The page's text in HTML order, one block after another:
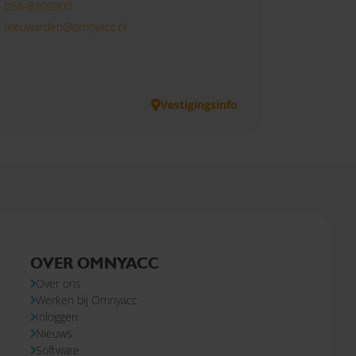
058-8200900
leeuwarden@omnyacc.nl
Vestigingsinfo
OVER OMNYACC
Over ons
Werken bij Omnyacc
Inloggen
Nieuws
Software